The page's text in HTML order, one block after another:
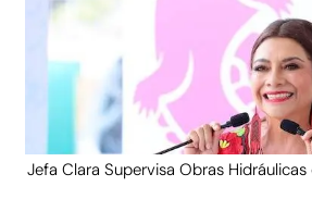
Jefa Clara Supervisa Obras Hidráulicas